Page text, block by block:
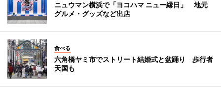
ニュウマン横浜で「ヨコハマ ニュー縁日」 地元
グルメ・グッズなど出店
食べる
六角橋ヤミ市でストリート結婚式と盆踊り 歩行者
天国も